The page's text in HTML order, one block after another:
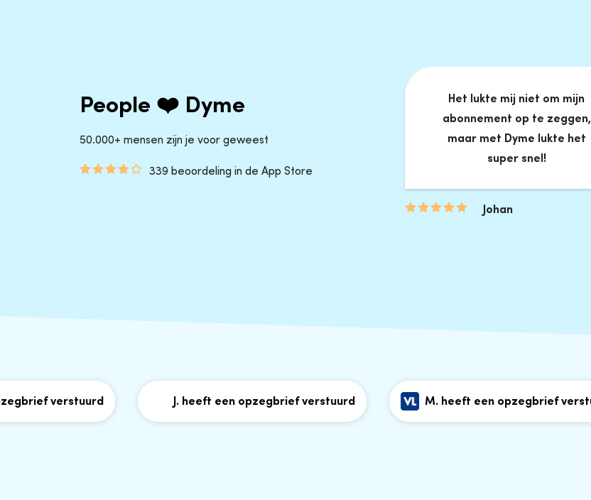
People ❤️ Dyme
50.000+ mensen zijn je voor geweest
339 beoordeling in de App Store
Het lukte mij niet om mijn
abonnement op te zeggen,
maar met Dyme lukte het
super snel!
Johan
verstuurd J. heeft een opzegbrief verstuurd M. heeft een opzegbrief verstuurd